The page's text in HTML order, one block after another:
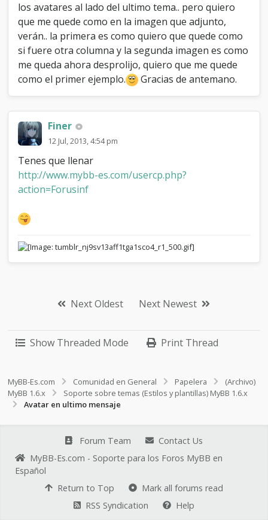
n
s
a
j
los avatares al lado del ultimo tema.. pero quiero
que me quede como en la imagen que adjunto,
verán.. la primera es como quiero que quede como
si fuere otra columna y la segunda imagen es como
me queda ahora desprolijo, quiero que me quede
como el primer ejemplo.
Gracias de antemano.
Finer
12 Jul, 2013, 4:54 pm
Tenes que llenar
http://www.mybb-es.com/usercp.php?
action=Forusinf
Next Oldest Next Newest
Show Threaded Mode Print Thread
MyBB-Es.com Comunidad en General Papelera
(Archivo)
MyBB 1.6.x
Soporte sobre temas (Estilos y plantillas) MyBB 1.6.x
Avatar en ultimo mensaje
Forum Team
Contact Us
MyBB-Es.com - Soporte para los Foros MyBB en
Español
Return to Top
Mark all forums read
RSS Syndication
Help